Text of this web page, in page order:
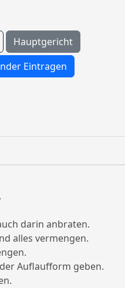
Hauptgericht
Eintragen
darin anbraten.
alles vermengen.
Auflaufform geben.